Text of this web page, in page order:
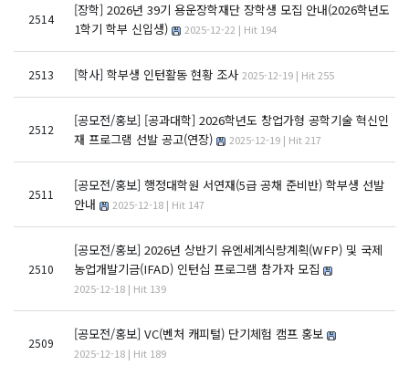
2514
[장학] 2026년 39기 용운장학재단 장학생 모집 안내(2026학년도
1학기 학부 신입생)
2025-12-22 | Hit 194
2513 [학사] 학부생 인턴활동 현황 조사 2025-12-19 | Hit 255
2512
[공모전/홍보] [공과대학] 2026학년도 창업가형 공학기술 혁신인
재 프로그램 선발 공고(연장)
2025-12-19 | Hit 217
2511
[공모전/홍보] 행정대학원 서연재(5급 공채 준비반) 학부생 선발
안내
2025-12-18 | Hit 147
2510
[공모전/홍보] 2026년 상반기 유엔세계식량계획(WFP) 및 국제
농업개발기금(IFAD) 인턴십 프로그램 참가자 모집
2025-12-18 | Hit 139
2509
[공모전/홍보] VC(벤처 캐피털) 단기체험 캠프 홍보
2025-12-18 | Hit 189